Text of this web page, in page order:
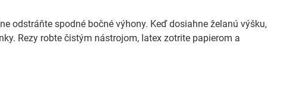
odstráňte spodné bočné výhony. Keď dosiahne želanú výšku,
Rezy robte čistým nástrojom, latex zotrite papierom a